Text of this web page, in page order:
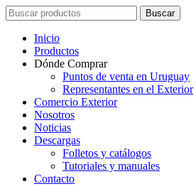
Search
for:
Buscar
Inicio
Productos
Dónde Comprar
Puntos de venta en Uruguay
Representantes en el Exterior
Comercio Exterior
Nosotros
Noticias
Descargas
Folletos y catálogos
Tutoriales y manuales
Contacto